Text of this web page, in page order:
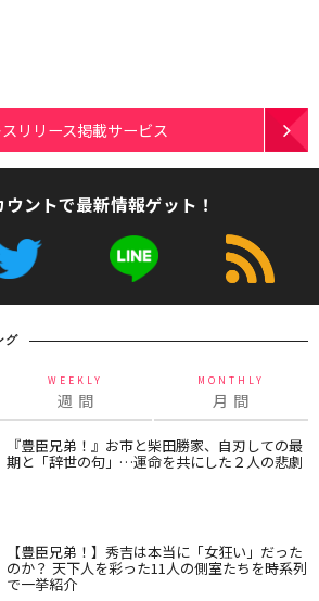
リリース掲載サービス
ウントで最新情報ゲット！
グ
WEEKLY
週 間
MONTHLY
月 間
『豊臣兄弟！』お市と柴田勝家、自刃しての最
期と「辞世の句」…運命を共にした２人の悲劇
【豊臣兄弟！】秀吉は本当に「女狂い」だった
のか？ 天下人を彩った11人の側室たちを時系列
で一挙紹介